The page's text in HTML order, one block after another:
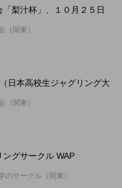
「梨汁杯」、１０月２５日（
（関東）
（日本高校生ジャグリング大
（関東）
グサークル WAP
のサークル（関東）